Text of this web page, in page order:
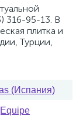
316-95-13. В
плитка и
Турции,
(Испания)